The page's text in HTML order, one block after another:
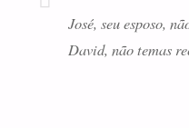
José, seu esposo,
David, não temas